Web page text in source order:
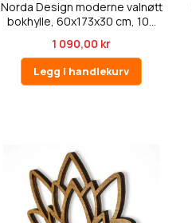
Norda Design moderne valnøtt
bokhylle, 60x173x30 cm, 10...
1 090,00 kr
Legg i handlekurv